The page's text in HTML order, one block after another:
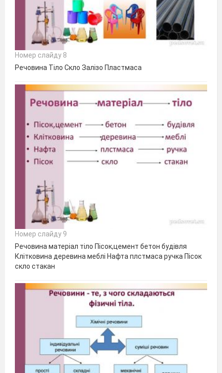
Номер слайду 8
Речовина Тіло Скло Залізо Пластмаса
Номер слайду 9
Речовина матеріал тіло Пісок,цемент бетон будівля
Клітковина деревина меблі Нафта плстмаса ручка Пісок
скло стакан